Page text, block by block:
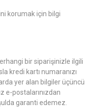
korumak için bilgi
bir siparişinizle ilgili
kredi kartı numaranızı
yer alan bilgiler üçüncü
e-postalarınızdan
garanti edemez.